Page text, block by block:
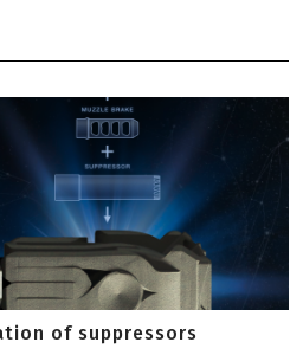
of suppressors